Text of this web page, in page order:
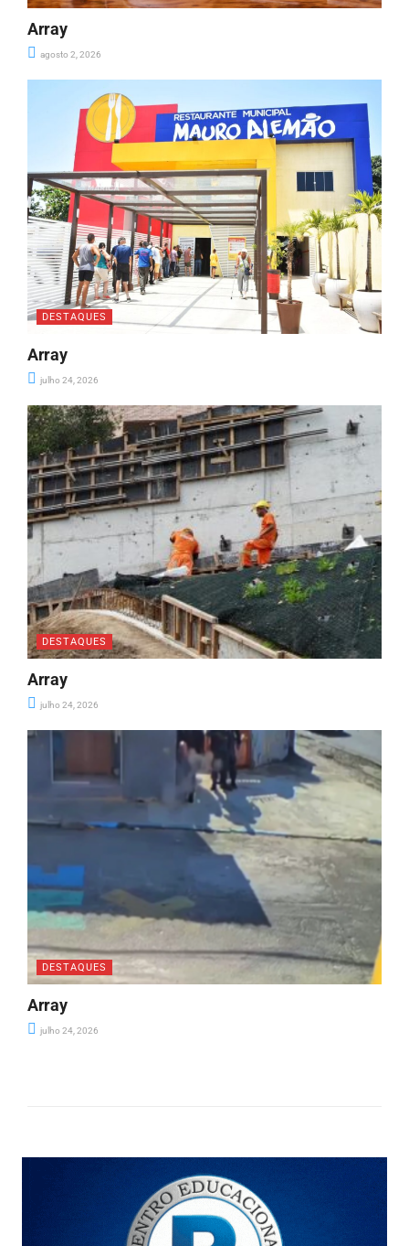
Array
agosto 2, 2026
DESTAQUES
Array
julho 24, 2026
DESTAQUES
Array
julho 24, 2026
DESTAQUES
Array
julho 24, 2026